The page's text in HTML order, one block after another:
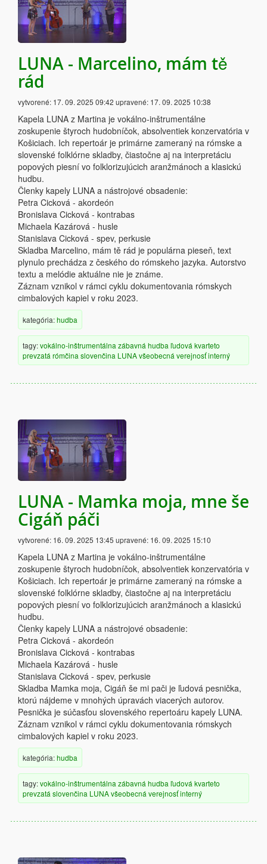
LUNA - Marcelino, mám tě
rád
vytvorené: 17. 09. 2025 09:42 upravené: 17. 09. 2025 10:38
Kapela LUNA z Martina je vokálno-inštrumentálne
zoskupenie štyroch hudobníčok, absolventiek konzervatória v
Košiciach. Ich repertoár je primárne zameraný na rómske a
slovenské folklórne skladby, čiastočne aj na interpretáciu
popových piesní vo folklorizujúcich aranžmánoch a klasickú
hudbu.
Členky kapely LUNA a nástrojové obsadenie:
Petra Cicková - akordeón
Bronislava Cicková - kontrabas
Michaela Kazárová - husle
Stanislava Cicková - spev, perkusie
Skladba Marcelino, mám tě rád je populárna pieseň, text
plynulo prechádza z českého do rómskeho jazyka. Autorstvo
textu a melódie aktuálne nie je známe.
Záznam vznikol v rámci cyklu dokumentovania rómskych
cimbalových kapiel v roku 2023.
kategória:hudba
tagy:vokálno-inštrumentálna zábavná hudba ľudová kvarteto
prevzatá rómčina slovenčina LUNAvšeobecná verejnosťinterný
LUNA - Mamka moja, mne še
Cigáň páči
vytvorené: 16. 09. 2025 13:45 upravené: 16. 09. 2025 15:10
Kapela LUNA z Martina je vokálno-inštrumentálne
zoskupenie štyroch hudobníčok, absolventiek konzervatória v
Košiciach. Ich repertoár je primárne zameraný na rómske a
slovenské folklórne skladby, čiastočne aj na interpretáciu
popových piesní vo folklorizujúcich aranžmánoch a klasickú
hudbu.
Členky kapely LUNA a nástrojové obsadenie:
Petra Cicková - akordeón
Bronislava Cicková - kontrabas
Michaela Kazárová - husle
Stanislava Cicková - spev, perkusie
Skladba Mamka moja, Cigáň še mi pači je ľudová pesnička,
ktorú nájdeme v mnohých úpravách viacerých autorov.
Pesnička je súčasťou slovenského repertoáru kapely LUNA.
Záznam vznikol v rámci cyklu dokumentovania rómskych
cimbalových kapiel v roku 2023.
kategória:hudba
tagy:vokálno-inštrumentálna zábavná hudba ľudová kvarteto
prevzatá slovenčina LUNAvšeobecná verejnosťinterný